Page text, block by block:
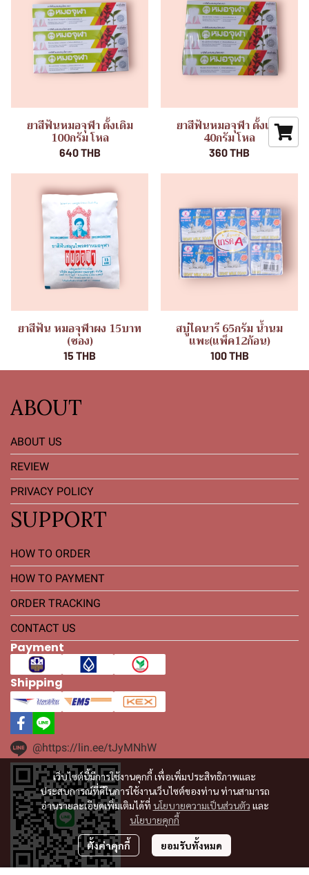
ยาสีฟันหมอจุฬา ดั้งเดิม
100กรัม โหล
640 THB
ยาสีฟันหมอจุฬา ดั้งเดิม
40กรัม โหล
360 THB
ยาสีฟัน หมอจุฬาผง 15บาท
(ซอง)
15 THB
สบู่ไดนารี 65กรัม น้ำนม
แพะ(แพ็ค12ก้อน)
100 THB
เว็บไซต์นี้มีการใช้งานคุกกี้ เพื่อเพิ่มประสิทธิภาพและ
ประสบการณ์ที่ดีในการใช้งานเว็บไซต์ของท่าน ท่านสามารถ
อ่านรายละเอียดเพิ่มเติมได้ที่ นโยบายความเป็นส่วนตัว และ
นโยบายคุกกี้
ตั้งค่าคุกกี้ ยอมรับทั้งหมด
ABOUT
ABOUT US
REVIEW
PRIVACY POLICY
SUPPORT
HOW TO ORDER
HOW TO PAYMENT
ORDER TRACKING
CONTACT US
Payment
Shipping
@https://lin.ee/tJyMNhW